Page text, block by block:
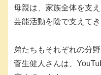
母親は、家族全体を支
芸能活動を陰で支えてき
弟たちもそれぞれの分
菅生健人さんは、